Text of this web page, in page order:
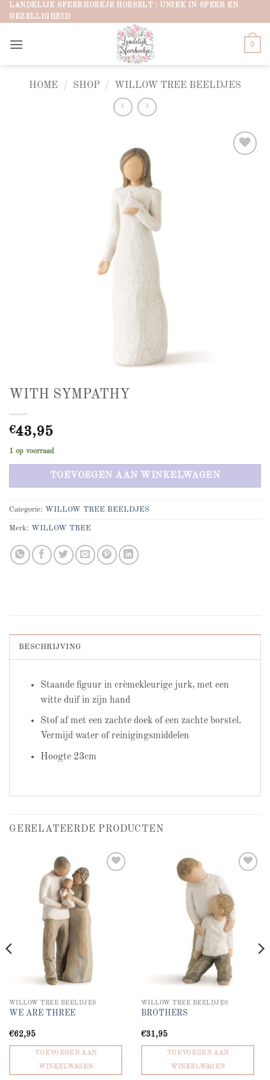
Ga
naar
LANDELIJK SFEERHOEKJE HOESELT : UNIEK IN SFEER EN
GEZELLIGHEID
0
HOME / SHOP / WILLOW TREE BEELDJES
WITH SYMPATHY
€43,95
1 op voorraad
TOEVOEGEN AAN WINKELWAGEN
Categorie: WILLOW TREE BEELDJES
Merk: WILLOW TREE
BESCHRIJVING
Staande figuur in crèmekleurige jurk, met een
witte duif in zijn hand
Stof af met een zachte doek of een zachte borstel.
Vermijd water of reinigingsmiddelen
Hoogte 23cm
GERELATEERDE PRODUCTEN
WILLOW TREE BEELDJES
WE ARE THREE
€62,95
TOEVOEGEN AAN
WINKELWAGEN
WILLOW TREE BEELDJES
BROTHERS
€31,95
TOEVOEGEN AAN
WINKELWAGEN